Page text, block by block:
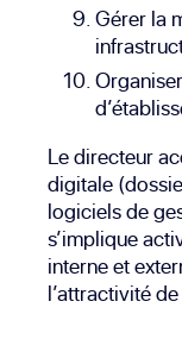
Gérer la
Le directeur
digitale
logiciels de
s’implique
interne et
l’attractivité